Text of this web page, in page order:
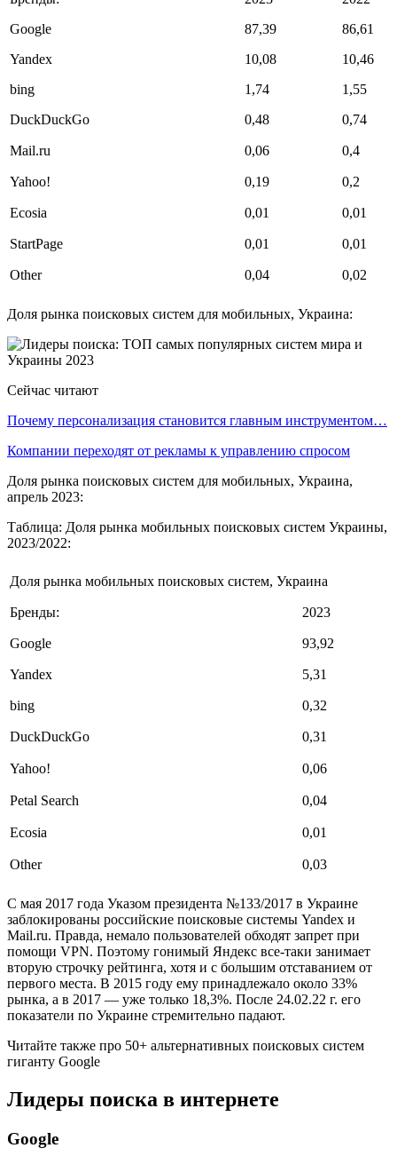
Google
87,39
86,61
Yandex
10,08
10,46
bing
1,74
1,55
DuckDuckGo
0,48 0,74
Mail.ru 0,06 0,4
Yahoo! 0,19 0,2
Ecosia 0,01 0,01
StartPage 0,01 0,01
Other 0,04 0,02
Доля рынка поисковых систем для мобильных, Украина:
Сейчас читают
Почему персонализация становится главным инструментом…
Компании переходят от рекламы к управлению спросом
Доля рынка поисковых систем для мобильных, Украина,
апрель 2023:
Таблица: Доля рынка мобильных поисковых систем Украины,
2023/2022:
Доля рынка мобильных поисковых систем, Украина
Бренды: 2023
Google 93,92
Yandex 5,31
bing 0,32
DuckDuckGo 0,31
Yahoo! 0,06
Petal Search 0,04
Ecosia 0,01
Other 0,03
С мая 2017 года Указом президента №133/2017 в Украине
заблокированы российские поисковые системы Yandex и
Mail.ru. Правда, немало пользователей обходят запрет при
помощи VPN. Поэтому гонимый Яндекс все-таки занимает
вторую строчку рейтинга, хотя и с большим отставанием от
первого места. В 2015 году ему принадлежало около 33%
рынка, а в 2017 — уже только 18,3%. После 24.02.22 г. его
показатели по Украине стремительно падают.
Читайте также про 50+ альтернативных поисковых систем
гиганту Google
Лидеры поиска в интернете
Google